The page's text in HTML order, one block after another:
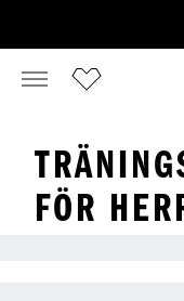
FÖR